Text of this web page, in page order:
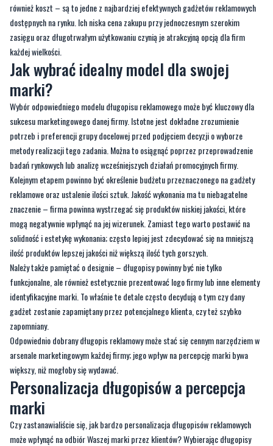
każdej wielkości.
Jak wybrać idealny model dla swojej
marki?
Wybór odpowiedniego modelu długopisu reklamowego może być kluczowy dla
sukcesu marketingowego danej firmy. Istotne jest dokładne zrozumienie
potrzeb i preferencji grupy docelowej przed podjęciem decyzji o wyborze
metody realizacji tego zadania. Można to osiągnąć poprzez przeprowadzenie
badań rynkowych lub analizę wcześniejszych działań promocyjnych firmy.
Kolejnym etapem powinno być określenie budżetu przeznaczonego na gadżety
reklamowe oraz ustalenie ilości sztuk. Jakość wykonania ma tu niebagatelne
znaczenie – firma powinna wystrzegać się produktów niskiej jakości, które
mogą negatywnie wpłynąć na jej wizerunek. Zamiast tego warto postawić na
solidność i estetykę wykonania; często lepiej jest zdecydować się na mniejszą
ilość produktów lepszej jakości niż większą ilość tych gorszych.
Należy także pamiętać o designie – długopisy powinny być nie tylko
funkcjonalne, ale również estetycznie prezentować logo firmy lub inne elementy
identyfikacyjne marki. To właśnie te detale często decydują o tym czy dany
gadżet zostanie zapamiętany przez potencjalnego klienta, czy też szybko
zapomniany.
Odpowiednio dobrany długopis reklamowy może stać się cennym narzędziem w
arsenale marketingowym każdej firmy; jego wpływ na percepcję marki bywa
większy, niż mogłoby się wydawać.
Personalizacja długopisów a percepcja
marki
Czy zastanawialiście się, jak bardzo personalizacja długopisów reklamowych
może wpłynąć na odbiór Waszej marki przez klientów? Wybierając długopisy
reklamowe, które nie tylko niosą logo firmy, ale także są dostosowane do
estetyki i wartości brandu, można znacząco zwiększyć ich efektywność.
Odpowiednio dobrany design i kolorystyka mogą sprawić, że długopis stanie się